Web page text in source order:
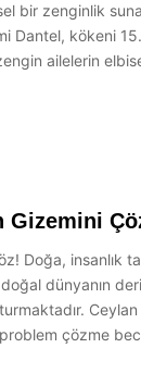
bir zenginlik
Dantel, kökeni
ailelerin
Gizemini
Doğa, insanlık
doğal dünyanın
çözme